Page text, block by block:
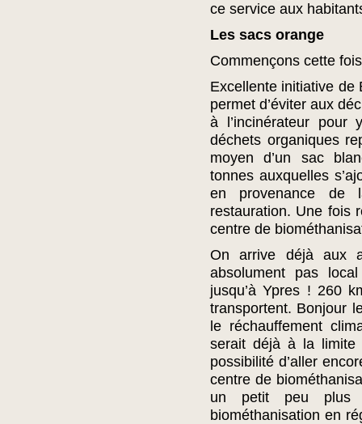
ce service aux
Les sacs orange
Commençons cette
Excellente initiative de
permet d’éviter aux
à l’incinérateur pour
déchets organiques
moyen d’un sac
tonnes auxquelles
en provenance
restauration. Une fois
centre de
On arrive déjà aux
absolument pas
jusqu’à Ypres ! 260
transportent. Bonjour
le réchauffement
serait déjà à la limite
possibilité d’aller
centre de
un petit peu
biométhanisation en